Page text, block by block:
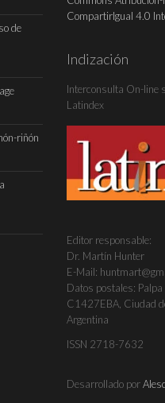
de
riñón
CompartirIgual 4.0
Indización
Interconsulta On-line
Latindex
Editor responsable:
Dr. Martín Hunter
E-Mail:
Datos postales:
C1427EBA, Ciudad
Argentina
ISSN 2718-7632
Desarrollado por